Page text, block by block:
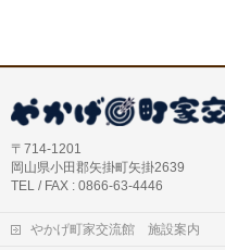
〒714-1201
岡山県小田郡矢掛町矢掛2639
TEL / FAX : 0866-63-4446
やかげ町家交流館 施設案内